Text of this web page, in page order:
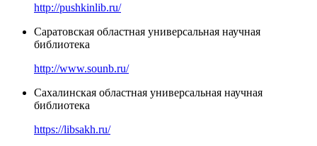
http://pushkinlib.ru/
Саратовская областная универсальная научная
библиотека
http://www.sounb.ru/
Сахалинская областная универсальная научная
библиотека
https://libsakh.ru/